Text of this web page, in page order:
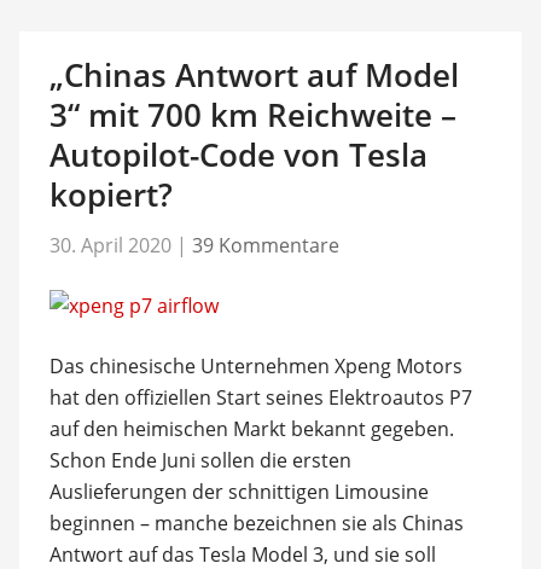
„Chinas Antwort auf Model
3“ mit 700 km Reichweite –
Autopilot-Code von Tesla
kopiert?
30. April 2020 | 39 Kommentare
Das chinesische Unternehmen Xpeng Motors
hat den offiziellen Start seines Elektroautos P7
auf den heimischen Markt bekannt gegeben.
Schon Ende Juni sollen die ersten
Auslieferungen der schnittigen Limousine
beginnen – manche bezeichnen sie als Chinas
Antwort auf das Tesla Model 3, und sie soll